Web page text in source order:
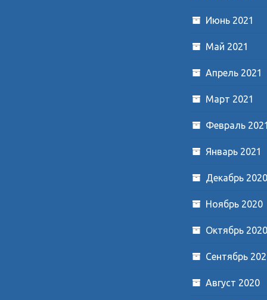
Июнь 2021
Май 2021
Апрель 2021
Март 2021
Февраль
Январь 2021
Декабрь 2020
Ноябрь 2020
Октябрь 2020
Сентябрь
Август 2020